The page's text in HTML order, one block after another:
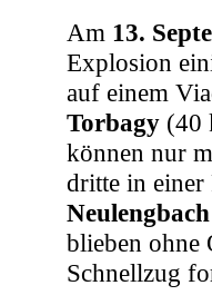
Am 13.
Explosion
auf einem
Torbagy(40
können nur
dritte in einer
Neulengbach
blieben ohne
Schnellzug